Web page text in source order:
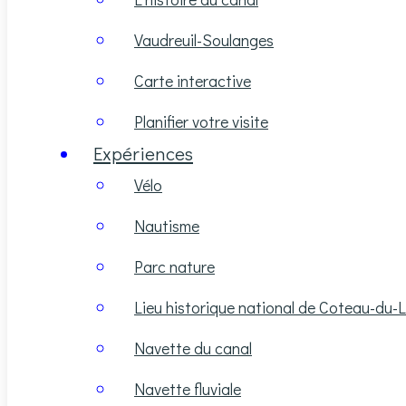
Vaudreuil-Soulanges
Carte interactive
Planifier votre visite
Expériences
Vélo
Nautisme
Parc nature
Lieu historique national de Coteau-du-
Navette du canal
Navette fluviale